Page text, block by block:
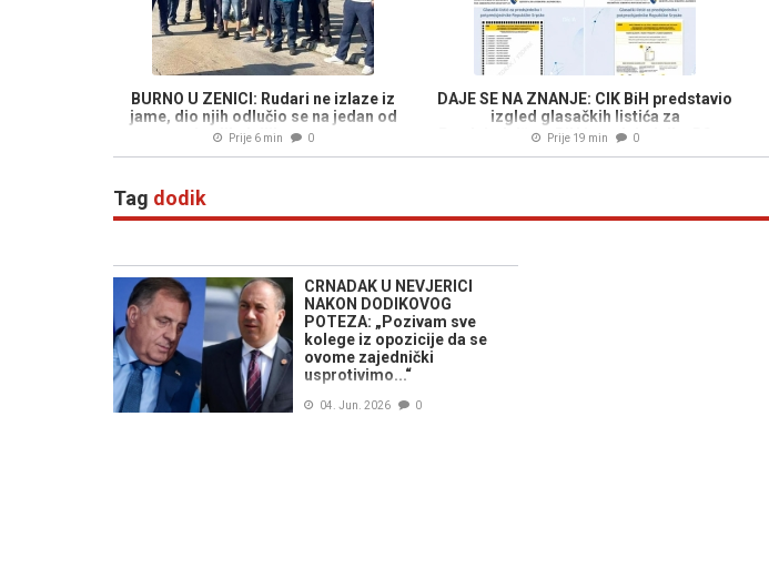
BURNO U ZENICI: Rudari ne izlaze iz
jame, dio njih odlučio se na jedan od
najradikalnijih poteza...
Prije 6 min 0
DAJE SE NA ZNANJE: CIK BiH predstavio
izgled glasačkih listića za
Predsjedništvo BiH i predsjednika RS-a,
Prije 19 min 0
Tag dodik
CRNADAK U NEVJERICI
NAKON DODIKOVOG
POTEZA: „Pozivam sve
kolege iz opozicije da se
ovome zajednički
usprotivimo...“
04. Jun. 2026 0